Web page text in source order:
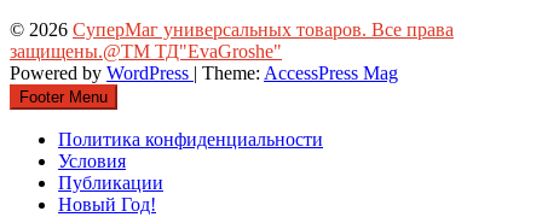
© 2026 СуперМаг универсальных товаров. Все права
защищены.@ТМ ТД"EvaGroshe"
Powered by WordPress | Theme: AccessPress Mag
Footer Menu
Политика конфиденциальности
Условия
Публикации
Новый Год!